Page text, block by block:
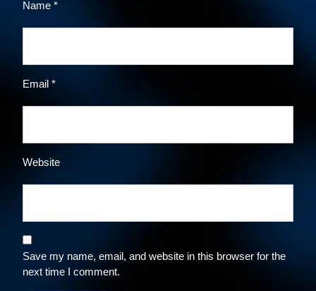
Name *
Email *
Website
Save my name, email, and website in this browser for the
next time I comment.